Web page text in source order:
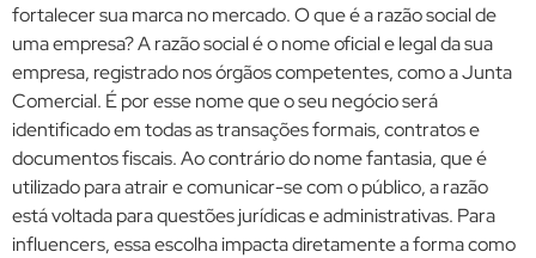
fortalecer sua marca no mercado. O que é a razão social de
uma empresa? A razão social é o nome oficial e legal da sua
empresa, registrado nos órgãos competentes, como a Junta
Comercial. É por esse nome que o seu negócio será
identificado em todas as transações formais, contratos e
documentos fiscais. Ao contrário do nome fantasia, que é
utilizado para atrair e comunicar-se com o público, a razão
está voltada para questões jurídicas e administrativas. Para
influencers, essa escolha impacta diretamente a forma como